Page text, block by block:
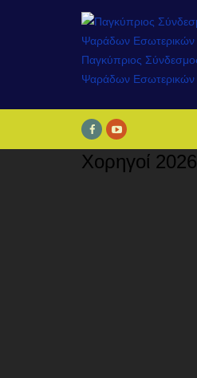
Χορηγοί 2026